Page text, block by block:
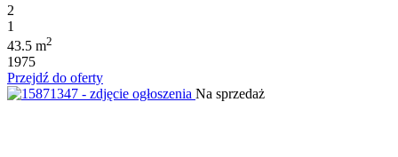
2
1
43.5 m2
1975
Przejdź do oferty
Na sprzedaż